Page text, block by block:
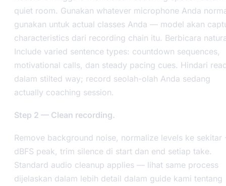
quiet room. Gunakan whatever microphone Anda
gunakan untuk actual classes Anda — model akan
characteristics dari recording chain itu. Berbicara
Include varied sentence types: countdown sequences,
motivational calls, dan steady pacing cues. Hindari
dalam stilted way; record seolah-olah Anda sedang
actually coaching session.
Step 2 — Clean recording.
Remove background noise, normalize levels ke sekitar
dBFS peak, trim silence di start dan end setiap take.
Standard audio cleanup applies — lihat same process
dijelaskan dalam lebih detail dalam guide kami tentang